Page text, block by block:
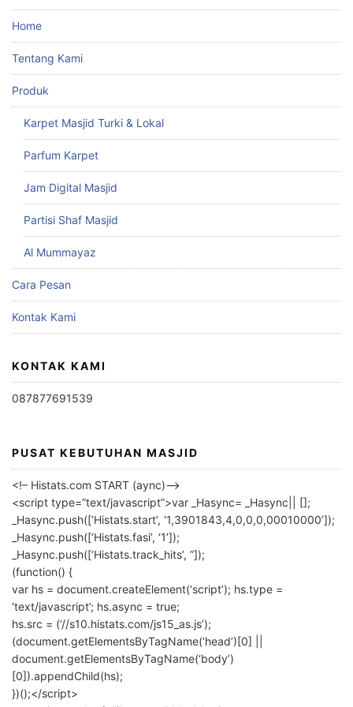
Home
Tentang Kami
Produk
Karpet Masjid Turki & Lokal
Parfum Karpet
Jam Digital Masjid
Partisi Shaf Masjid
Al Mummayaz
Cara Pesan
Kontak Kami
KONTAK KAMI
087877691539
PUSAT KEBUTUHAN MASJID
<!– Histats.com START (aync)–>
<script type=”text/javascript”>var _Hasync= _Hasync|| [];
_Hasync.push([‘Histats.start’, ‘1,3901843,4,0,0,0,00010000’]);
_Hasync.push([‘Histats.fasi’, ‘1’]);
_Hasync.push([‘Histats.track_hits’, ”]);
(function() {
var hs = document.createElement(‘script’); hs.type =
‘text/javascript’; hs.async = true;
hs.src = (‘//s10.histats.com/js15_as.js’);
(document.getElementsByTagName(‘head’)[0] ||
document.getElementsByTagName(‘body’)
[0]).appendChild(hs);
})();</script>